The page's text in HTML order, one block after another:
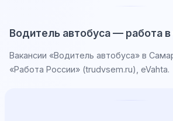
Водитель автобуса — работа
Вакансии «Водитель автобуса» в
«Работа России» (trudvsem.ru), eVahta.